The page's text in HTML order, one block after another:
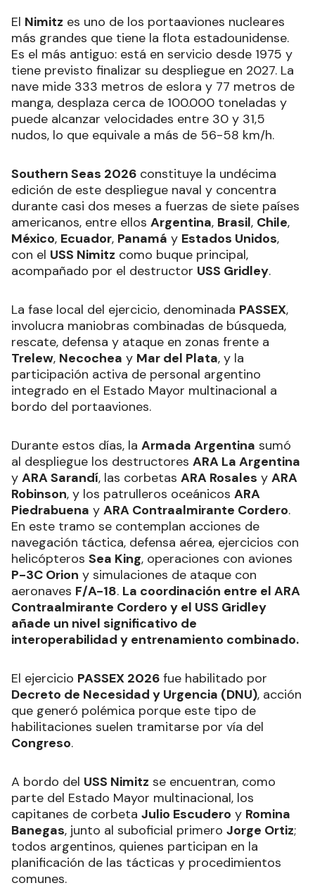
El Nimitz es uno de los portaaviones nucleares
más grandes que tiene la flota estadounidense.
Es el más antiguo: está en servicio desde 1975 y
tiene previsto finalizar su despliegue en 2027. La
nave mide 333 metros de eslora y 77 metros de
manga, desplaza cerca de 100.000 toneladas y
puede alcanzar velocidades entre 30 y 31,5
nudos, lo que equivale a más de 56-58 km/h.
Southern Seas 2026 constituye la undécima
edición de este despliegue naval y concentra
durante casi dos meses a fuerzas de siete países
americanos, entre ellos Argentina, Brasil, Chile,
México, Ecuador, Panamá y Estados Unidos,
con el USS Nimitz como buque principal,
acompañado por el destructor USS Gridley.
La fase local del ejercicio, denominada PASSEX,
involucra maniobras combinadas de búsqueda,
rescate, defensa y ataque en zonas frente a
Trelew, Necochea y Mar del Plata, y la
participación activa de personal argentino
integrado en el Estado Mayor multinacional a
bordo del portaaviones.
Durante estos días, la Armada Argentina sumó
al despliegue los destructores ARA La Argentina
y ARA Sarandí, las corbetas ARA Rosales y ARA
Robinson, y los patrulleros oceánicos ARA
Piedrabuena y ARA Contraalmirante Cordero.
En este tramo se contemplan acciones de
navegación táctica, defensa aérea, ejercicios con
helicópteros Sea King, operaciones con aviones
P-3C Orion y simulaciones de ataque con
aeronaves F/A-18. La coordinación entre el ARA
Contraalmirante Cordero y el USS Gridley
añade un nivel significativo de
interoperabilidad y entrenamiento combinado.
El ejercicio PASSEX 2026 fue habilitado por
Decreto de Necesidad y Urgencia (DNU), acción
que generó polémica porque este tipo de
habilitaciones suelen tramitarse por vía del
Congreso.
A bordo del USS Nimitz se encuentran, como
parte del Estado Mayor multinacional, los
capitanes de corbeta Julio Escudero y Romina
Banegas, junto al suboficial primero Jorge Ortiz;
todos argentinos, quienes participan en la
planificación de las tácticas y procedimientos
comunes.